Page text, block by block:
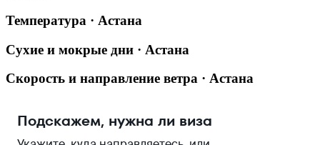
Температура · Астана
Сухие и мокрые дни · Астана
Скорость и направление ветра · Астана
Подскажем, нужна ли виза